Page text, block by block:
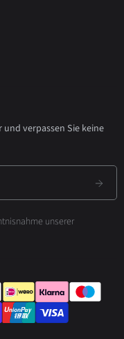
verpassen Sie keine
unserer